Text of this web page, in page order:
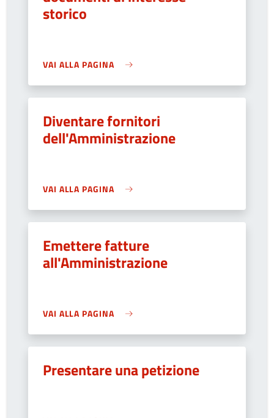
storico
VAI ALLA PAGINA
Diventare fornitori
dell'Amministrazione
VAI ALLA PAGINA
Emettere fatture
all'Amministrazione
VAI ALLA PAGINA
Presentare una petizione